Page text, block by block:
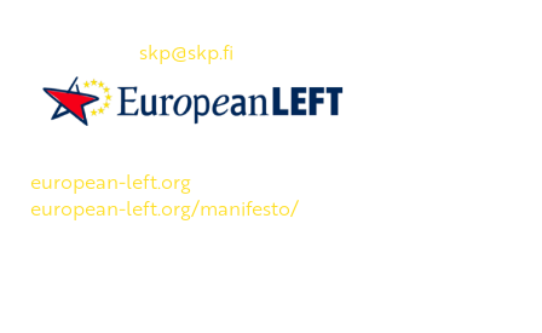
skp@skp.fi
european-left.org
european-left.org/manifesto/